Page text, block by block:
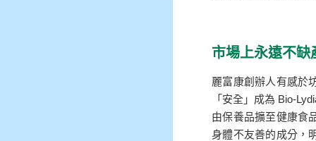
市場上永遠不缺
麗富康創辦人有感於
「安全」成為 Bio-
由保養品擴至健康食
身體不友善的成分，